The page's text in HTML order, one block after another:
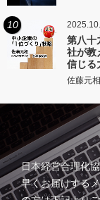
10
第八十
社が教
信じる
佐藤元
日本経営合理化
早くお届けする